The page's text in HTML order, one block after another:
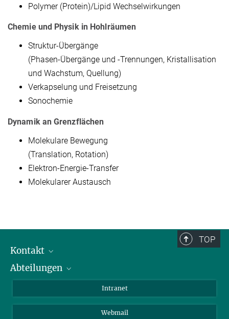
Polymer (Protein)/Lipid Wechselwirkungen
Chemie und Physik in Hohlräumen
Struktur-Übergänge
(Phasen-Übergänge und -Trennungen, Kristallisation
und Wachstum, Quellung)
Verkapselung und Freisetzung
Sonochemie
Dynamik an Grenzflächen
Molekulare Bewegung
(Translation, Rotation)
Elektron-Energie-Transfer
Molekularer Austausch
TOP
Kontakt
Mitarbeiterverzeichnis
Abteilungen
Biomolekulare Systeme
Intranet
Webmail